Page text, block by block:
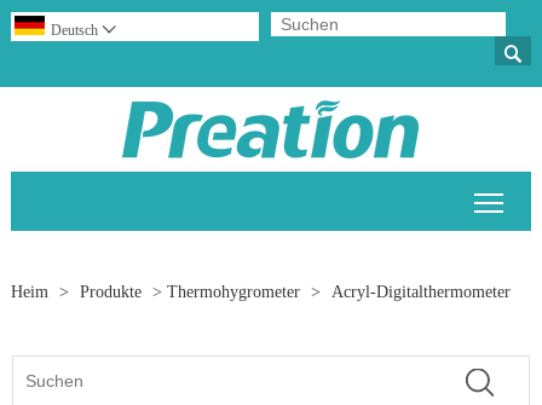

Deutsch 
Heim > Produkte > Thermohygrometer > Acryl-Digitalthermometer